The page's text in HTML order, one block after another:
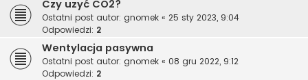
Czy uzyć CO2?
Ostatni post autor: gnomek « 25 sty 2023, 9:04
Odpowiedzi: 2
Wentylacja pasywna
Ostatni post autor: gnomek « 08 gru 2022, 9:12
Odpowiedzi: 2